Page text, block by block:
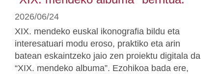
2026/06/24
XIX. mendeko euskal ikonografia bildu eta
interesatuari modu eroso, praktiko eta arin
batean eskaintzeko jaio zen proiektu digitala da
“XIX. mendeko albuma”. Ezohikoa bada ere,